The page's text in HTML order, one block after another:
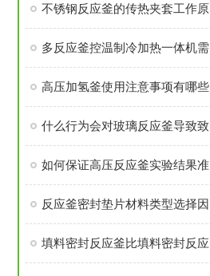
高压加氢釜使用注意事项有哪些